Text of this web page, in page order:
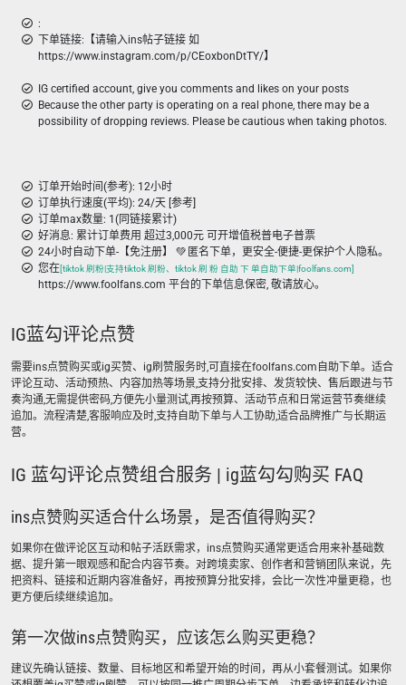
:
下单链接:【请输入ins帖子链接 如
https://www.instagram.com/p/CEoxbonDtTY/】
IG certified account, give you comments and likes on your posts
Because the other party is operating on a real phone, there may be a
possibility of dropping reviews. Please be cautious when taking photos.
订单开始时间(参考): 12小时
订单执行速度(平均): 24/天 [参考]
订单max数量: 1(同链接累计)
好消息: 累计订单费用 超过3,000元 可开增值税普电子普票
24小时自动下单-【免注册】 💚 匿名下单，更安全-便捷-更保护个人隐私。
您在[tiktok 刷粉|支持tiktok 刷粉、tiktok 刷 粉 自助 下 单自助下单|foolfans.com]
https://www.foolfans.com 平台的下单信息保密, 敬请放心。
IG蓝勾评论点赞
需要ins点赞购买或ig买赞、ig刷赞服务时,可直接在foolfans.com自助下单。适合
评论互动、活动预热、内容加热等场景,支持分批安排、发货较快、售后跟进与节
奏沟通,无需提供密码,方便先小量测试,再按预算、活动节点和日常运营节奏继续
追加。流程清楚,客服响应及时,支持自助下单与人工协助,适合品牌推广与长期运
营。
IG 蓝勾评论点赞组合服务 | ig蓝勾勾购买 FAQ
ins点赞购买适合什么场景，是否值得购买？
如果你在做评论区互动和帖子活跃需求，ins点赞购买通常更适合用来补基础数
据、提升第一眼观感和配合内容节奏。对跨境卖家、创作者和营销团队来说，先
把资料、链接和近期内容准备好，再按预算分批安排，会比一次性冲量更稳，也
更方便后续继续追加。
第一次做ins点赞购买，应该怎么购买更稳？
建议先确认链接、数量、目标地区和希望开始的时间，再从小套餐测试。如果你